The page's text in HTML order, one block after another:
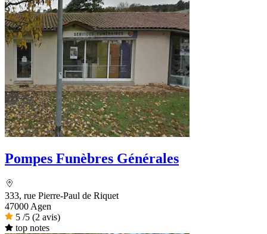
Pompes Funèbres Générales
333, rue Pierre-Paul de Riquet
47000 Agen
5 /5 (2 avis)
top notes